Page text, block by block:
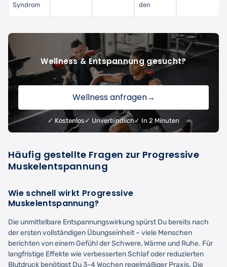
Syndrom
den
Wellness & Entspannung gesucht?
Wellness anfragen→
✓ Kostenlos ✓ Unverbindlich✓ In 2 Minuten
Häufig gestellte Fragen zur Progressive
Muskelentspannung
Wie schnell wirkt Progressive
Muskelentspannung?
Die unmittelbare Entspannungswirkung spürst Du bereits nach
der ersten vollständigen Übungseinheit – viele Menschen
berichten von einem Gefühl der Schwere, Wärme und Ruhe. Für
langfristige Effekte wie verbesserten Schlaf oder reduzierten
Blutdruck benötigst Du 3-4 Wochen regelmäßiger Praxis. Die